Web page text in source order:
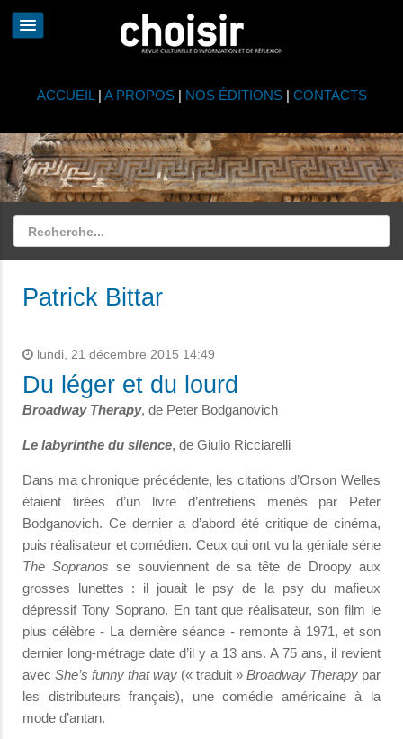
ACCUEIL | A PROPOS| NOS ÉDITIONS| CONTACTS
Patrick Bittar
lundi, 21 décembre 2015 14:49
Du léger et du lourd
Broadway Therapy, de Peter Bodganovich
Le labyrinthe du silence, de Giulio Ricciarelli
Dans ma chronique précédente, les citations d’Orson Welles
étaient tirées d’un livre d’entretiens menés par Peter
Bodganovich. Ce dernier a d’abord été critique de cinéma,
puis réalisateur et comédien. Ceux qui ont vu la géniale série
The Sopranos se souviennent de sa tête de Droopy aux
grosses lunettes : il jouait le psy de la psy du mafieux
dépressif Tony Soprano. En tant que réalisateur, son film le
plus célèbre - La dernière séance - remonte à 1971, et son
dernier long-métrage date d’il y a 13 ans. A 75 ans, il revient
avec She’s funny that way (« traduit » Broadway Therapy par
les distributeurs français), une comédie américaine à la
mode d’antan.